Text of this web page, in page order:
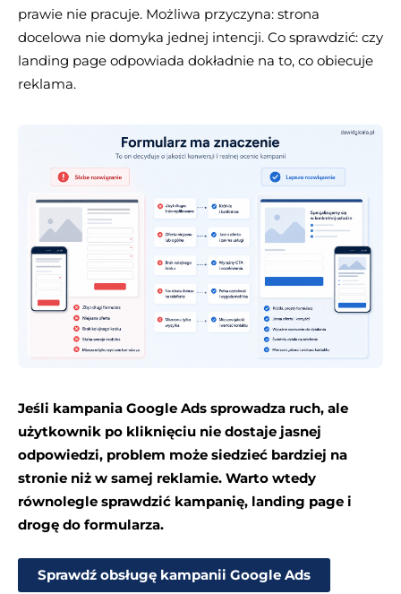
prawie nie pracuje. Możliwa przyczyna: strona
docelowa nie domyka jednej intencji. Co sprawdzić: czy
landing page odpowiada dokładnie na to, co obiecuje
reklama.
Jeśli kampania Google Ads sprowadza ruch, ale
użytkownik po kliknięciu nie dostaje jasnej
odpowiedzi, problem może siedzieć bardziej na
stronie niż w samej reklamie. Warto wtedy
równolegle sprawdzić kampanię, landing page i
drogę do formularza.
Sprawdź obsługę kampanii Google Ads